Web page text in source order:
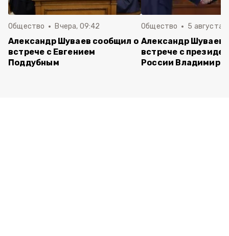
Общество Вчера, 09:42
Александр Шуваев сообщил о
встрече с Евгением
Поддубным
Общество 5 августа ,
Александр Шуваев
встрече с
России